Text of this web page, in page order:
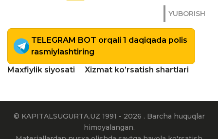
YUBORISH
TELEGRAM BOT orqali 1 daqiqada polis
rasmiylashtiring
Maxfiylik siyosati
Xizmat ko’rsatish shartlari
© KAPITALSUGURTA.UZ 1991 - 2026 . Barcha huquqlar
himoyalangan.